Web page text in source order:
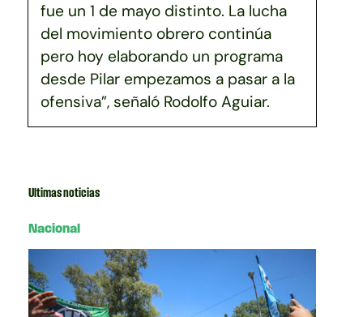
fue un 1 de mayo distinto. La lucha
del movimiento obrero continúa
pero hoy elaborando un programa
desde Pilar empezamos a pasar a la
ofensiva”, señaló Rodolfo Aguiar.
Ultimas noticias
Nacional